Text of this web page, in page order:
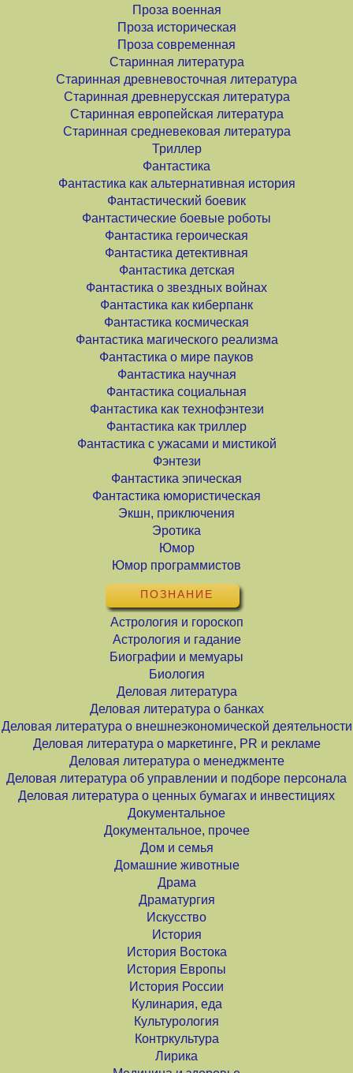
Проза военная
Проза историческая
Проза современная
Старинная литература
Старинная древневосточная литература
Старинная древнерусская литература
Старинная европейская литература
Старинная средневековая литература
Триллер
Фантастика
Фантастика как альтернативная история
Фантастический боевик
Фантастические боевые роботы
Фантастика героическая
Фантастика детективная
Фантастика детская
Фантастика о звездных войнах
Фантастика как киберпанк
Фантастика космическая
Фантастика магического реализма
Фантастика о мире пауков
Фантастика научная
Фантастика социальная
Фантастика как технофэнтези
Фантастика как триллер
Фантастика с ужасами и мистикой
Фэнтези
Фантастика эпическая
Фантастика юмористическая
Экшн, приключения
Эротика
Юмор
Юмор программистов
ПОЗНАНИЕ
Астрология и гороскоп
Астрология и гадание
Биографии и мемуары
Биология
Деловая литература
Деловая литература о банках
Деловая литература о внешнеэкономической деятельности
Деловая литература о маркетинге, PR и рекламе
Деловая литература о менеджменте
Деловая литература об управлении и подборе персонала
Деловая литература о ценных бумагах и инвестициях
Документальное
Документальное, прочее
Дом и семья
Домашние животные
Драма
Драматургия
Искусство
История
История Востока
История Европы
История России
Кулинария, еда
Культурология
Контркультура
Лирика